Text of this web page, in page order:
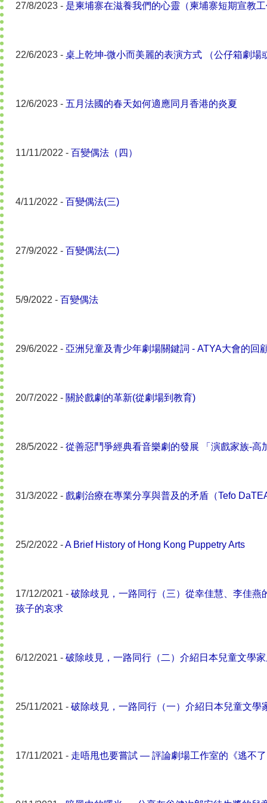
27/8/2023 - 是柬埔寨在滋養我們的心靈（柬埔寨短期宣教
22/6/2023 - 桌上乾坤-微小而美麗的表演方式 （公仔箱劇場
12/6/2023 - 五月法國的春天如何適應同月香港的炎夏
11/11/2022 - 百變偶法（四）
4/11/2022 - 百變偶法(三)
27/9/2022 - 百變偶法(二)
5/9/2022 - 百變偶法
29/6/2022 - 亞洲兒童及青少年劇場關鍵詞 - ATYA大會的回
20/7/2022 - 關於戲劇的革新(從劇場到教育)
28/5/2022 - 從善惡鬥爭經典看音樂劇的發展 「演戲家族-高
31/3/2022 - 戲劇治療在專業分享與普及的矛盾（Tefo
25/2/2022 -A Brief History of Hong Kong Puppetry Arts
17/12/2021 - 破除歧見，一路同行（三）從幸佳慧、李佳燕
孩子的哀求
6/12/2021 - 破除歧見，一路同行（二）介紹日本兒童文學
25/11/2021 - 破除歧見，一路同行（一）介紹日本兒童文學
17/11/2021 - 走唔甩也要嘗試 — 評論劇場工作室的《逃不